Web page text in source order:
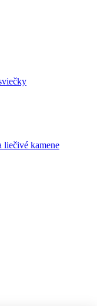
liečivé kamene